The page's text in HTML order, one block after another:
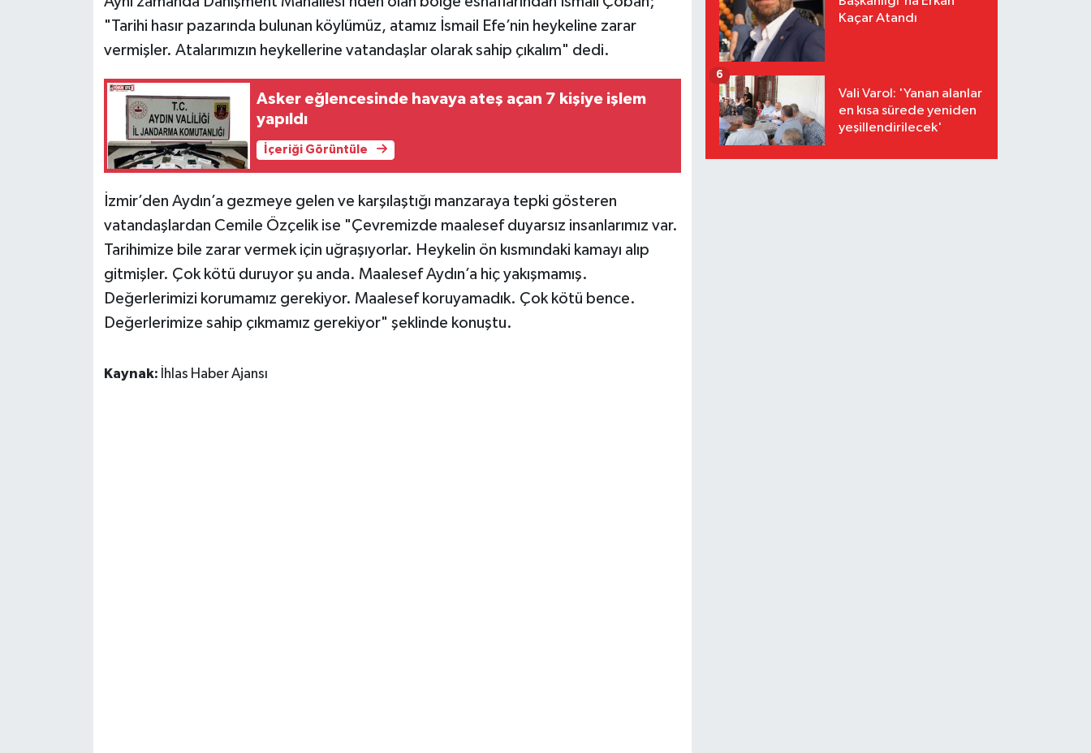
"Tarihi hasır pazarında bulunan köylümüz, atamız İsmail Efe’nin heykeline zarar
vermişler. Atalarımızın heykellerine vatandaşlar olarak sahip çıkalım" dedi.
Asker eğlencesinde havaya ateş açan 7 kişiye işlem
yapıldı
İçeriği Görüntüle
İzmir’den Aydın’a gezmeye gelen ve karşılaştığı manzaraya tepki gösteren
vatandaşlardan Cemile Özçelik ise "Çevremizde maalesef duyarsız insanlarımız var.
Tarihimize bile zarar vermek için uğraşıyorlar. Heykelin ön kısmındaki kamayı alıp
gitmişler. Çok kötü duruyor şu anda. Maalesef Aydın’a hiç yakışmamış.
Değerlerimizi korumamız gerekiyor. Maalesef koruyamadık. Çok kötü bence.
Değerlerimize sahip çıkmamız gerekiyor" şeklinde konuştu.
Kaynak: İhlas Haber Ajansı
Kaçar Atandı
Vali Varol: 'Yanan alanlar
en kısa sürede yeniden
yeşillendirilecek'
6